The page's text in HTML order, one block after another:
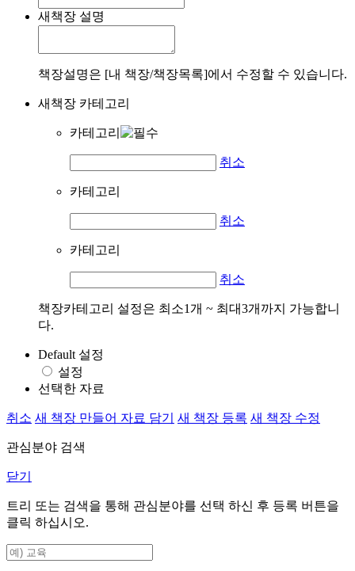
새책장 설명
책장설명은 [내 책장/책장목록]에서 수정할 수 있습니다.
새책장 카테고리
카테고리
취소
카테고리
취소
카테고리
취소
책장카테고리 설정은 최소1개 ~ 최대3개까지 가능합니
다.
Default 설정
설정
선택한 자료
취소 새 책장 만들어 자료 담기 새 책장 등록 새 책장 수정
관심분야 검색
닫기
트리 또는 검색을 통해 관심분야를 선택 하신 후 등록 버튼을
클릭 하십시오.